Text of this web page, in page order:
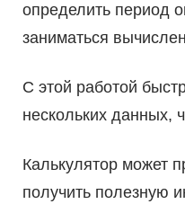
определить период
заниматься
С этой работой
нескольких данных,
Калькулятор может
получить полезную